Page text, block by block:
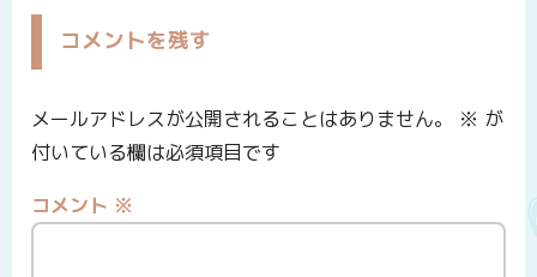
コメントを残す
メールアドレスが公開されることはありません。 ※ が
付いている欄は必須項目です
コメント ※